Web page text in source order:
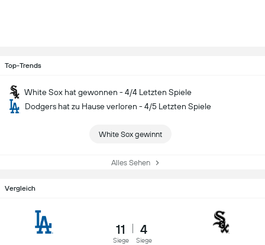
Top-Trends
White Sox hat gewonnen - 4/4 Letzten Spiele
Dodgers hat zu Hause verloren - 4/5 Letzten Spiele
White Sox gewinnt
Alles Sehen
Vergleich
11
Siege
4
Siege